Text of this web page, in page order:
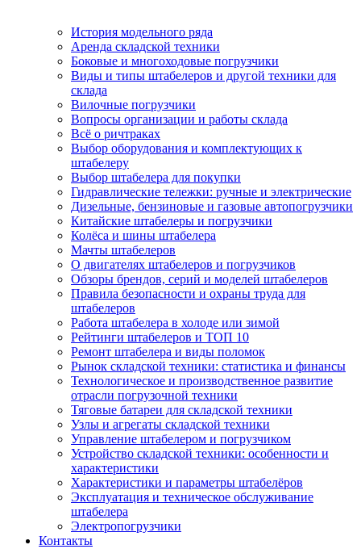
История модельного ряда
Аренда складской техники
Боковые и многоходовые погрузчики
Виды и типы штабелеров и другой техники для
склада
Вилочные погрузчики
Вопросы организации и работы склада
Всё о ричтраках
Выбор оборудования и комплектующих к
штабелеру
Выбор штабелера для покупки
Гидравлические тележки: ручные и электрические
Дизельные, бензиновые и газовые автопогрузчики
Китайские штабелеры и погрузчики
Колёса и шины штабелера
Мачты штабелеров
О двигателях штабелеров и погрузчиков
Обзоры брендов, серий и моделей штабелеров
Правила безопасности и охраны труда для
штабелеров
Работа штабелера в холоде или зимой
Рейтинги штабелеров и ТОП 10
Ремонт штабелера и виды поломок
Рынок складской техники: статистика и финансы
Технологическое и производственное развитие
отрасли погрузочной техники
Тяговые батареи для складской техники
Узлы и агрегаты складской техники
Управление штабелером и погрузчиком
Устройство складской техники: особенности и
характеристики
Характеристики и параметры штабелёров
Эксплуатация и техническое обслуживание
штабелера
Электропогрузчики
Контакты